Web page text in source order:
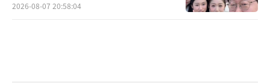
2026-08-07 20:58:04